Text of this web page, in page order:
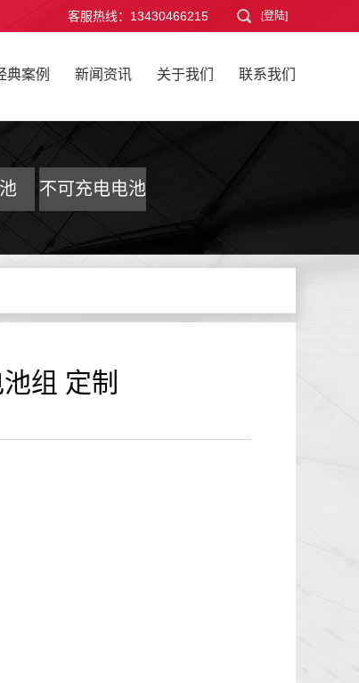
[登陆]
客服热线：13430466215
典案例 新闻资讯 关于我们 联系我们
不可充电电池
组 定制